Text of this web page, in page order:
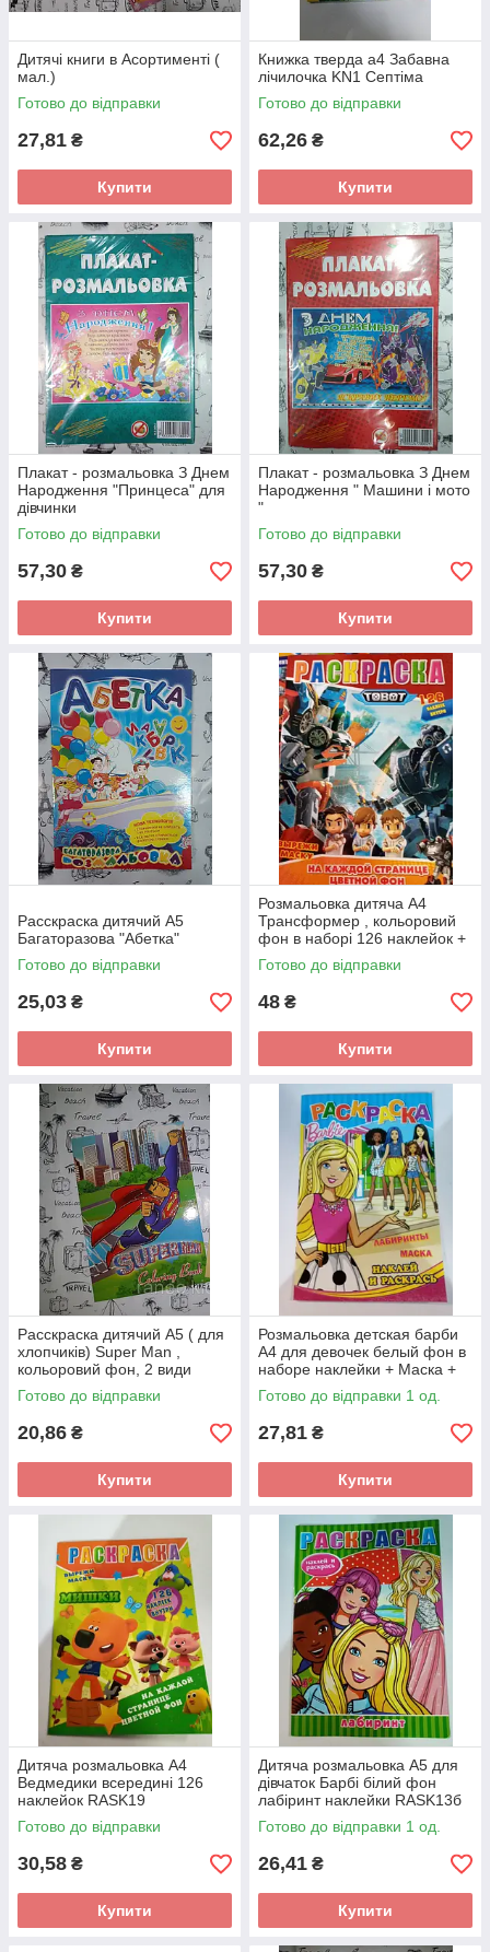
Дитячі книги в Асортименті (
мал.)
Готово до відправки
27,81 ₴
Купити
Книжка тверда а4 Забавна
лічилочка KN1 Септіма
Готово до відправки
62,26 ₴
Купити
Плакат - розмальовка З Днем
Народження "Принцеса" для
дівчинки
Готово до відправки
57,30 ₴
Купити
Плакат - розмальовка З Днем
Народження " Машини і мото
"
Готово до відправки
57,30 ₴
Купити
Расскраска дитячий А5
Багаторазова "Абетка"
Готово до відправки
25,03 ₴
Купити
Розмальовка дитяча А4
Трансформер , кольоровий
фон в наборі 126 наклейок +
Маска для хлопчика
Готово до відправки
48 ₴
Купити
Расскраска дитячий А5 ( для
хлопчиків) Super Man ,
кольоровий фон, 2 види
Готово до відправки
20,86 ₴
Купити
Розмальовка детская барби
А4 для девочек белый фон в
наборе наклейки + Маска +
Лабиринт
Готово до відправки 1 од.
27,81 ₴
Купити
Дитяча розмальовка А4
Ведмедики всередині 126
наклейок RASK19
Готово до відправки
30,58 ₴
Купити
Дитяча розмальовка А5 для
дівчаток Барбі білий фон
лабіринт наклейки RASK13б
Готово до відправки 1 од.
26,41 ₴
Купити